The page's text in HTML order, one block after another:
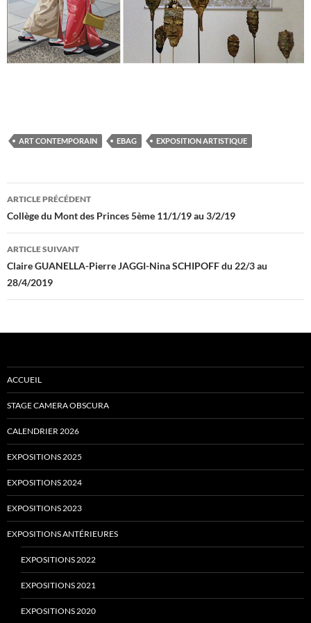
ART CONTEMPORAIN EBAG EXPOSITION ARTISTIQUE
Navigation
des
articles
ARTICLE PRÉCÉDENT
Collège du Mont des Princes 5ème 11/1/19 au 3/2/19
ARTICLE SUIVANT
Claire GUANELLA-Pierre JAGGI-Nina SCHIPOFF du 22/3 au
28/4/2019
ACCUEIL
STAGE CAMERA OBSCURA
CALENDRIER 2026
EXPOSITIONS 2025
EXPOSITIONS 2024
EXPOSITIONS 2023
EXPOSITIONS ANTÉRIEURES
EXPOSITIONS 2022
EXPOSITIONS 2021
EXPOSITIONS 2020